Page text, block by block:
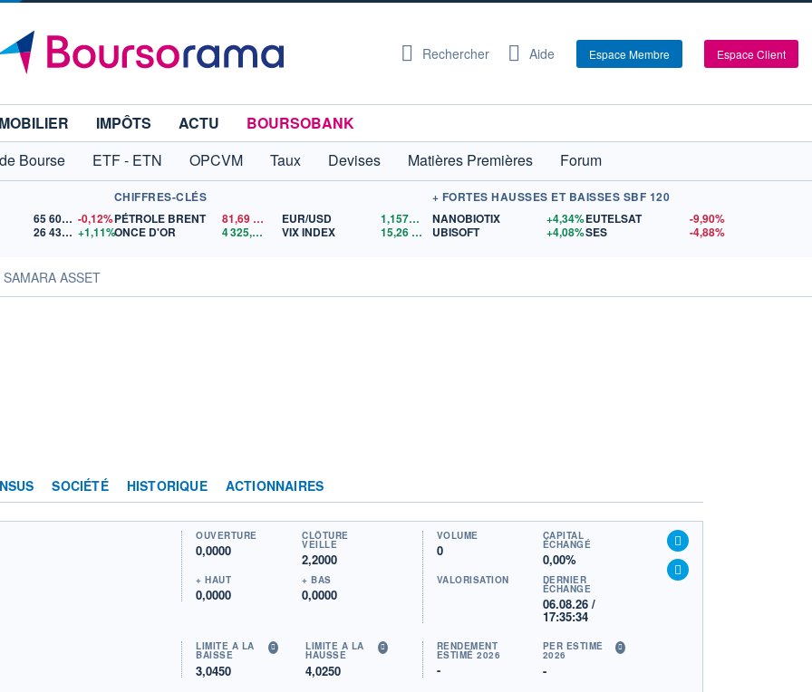
Rechercher Aide Espace Membre Espace Client
IMPÔTS ACTU
BOURSOBANK
Bourse ETF - ETN OPCVM Taux Devises Matières Premières
Forum
65 606,71 -0,12%
26 430,74 +1,11%
CHIFFRES-CLÉS
PÉTROLE BRENT
81,69
ONCE D'OR
4 325,02 $US
EUR/USD 1,1572$US
VIX INDEX
15,26
+ FORTES HAUSSES ET BAISSES SBF 120
NANOBIOTIX
+4,34%
UBISOFT
+4,08%
EUTELSAT
-9,90%
SES
-4,88%
ASSET
SOCIÉTÉ HISTORIQUE ACTIONNAIRES
OUVERTURE
0,0000
CLÔTURE
VEILLE
2,2000
+ HAUT
0,0000
+ BAS
0,0000
VOLUME
0
CAPITAL
ÉCHANGÉ
0,00%
VALORISATION DERNIER
ÉCHANGE
06.08.26 /
17:35:34
LIMITE À LA
BAISSE
3,0450
LIMITE À LA
HAUSSE
4,0250
RENDEMENT
ESTIMÉ 2026
-
PER ESTIMÉ
2026
-